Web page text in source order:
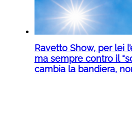
Ravetto Show, per lei
ma sempre contro il
cambia la bandiera,